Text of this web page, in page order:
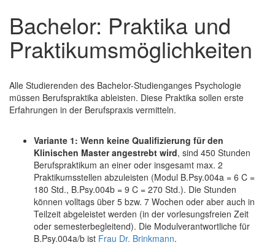
Bachelor: Praktika und
Praktikumsmöglichkeiten
Alle Studierenden des Bachelor-Studienganges Psychologie
müssen Berufspraktika ableisten. Diese Praktika sollen erste
Erfahrungen in der Berufspraxis vermitteln.
Variante 1: Wenn keine Qualifizierung für den
Klinischen Master angestrebt wird, sind 450 Stunden
Berufspraktikum an einer oder insgesamt max. 2
Praktikumsstellen abzuleisten (Modul B.Psy.004a = 6 C =
180 Std., B.Psy.004b = 9 C = 270 Std.). Die Stunden
können volltags über 5 bzw. 7 Wochen oder aber auch in
Teilzeit abgeleistet werden (in der vorlesungsfreien Zeit
oder semesterbegleitend). Die Modulverantwortliche für
B.Psy.004a/b ist Frau Dr. Brinkmann.